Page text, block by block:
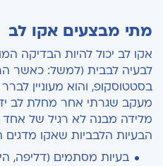
מתי מבצעים אקו לב
אקו לב יכול להיות הבדיקה
לבעיה לבבית (למשל: כאשר
בסטטוסקופ, והוא מעוניין
מעקב שגרתי אחר מחלת לב
מלידה מבנה לא רגיל של
הבעיות הלבביות שאקו מדגים
בעיות מסתמים (דליפה,